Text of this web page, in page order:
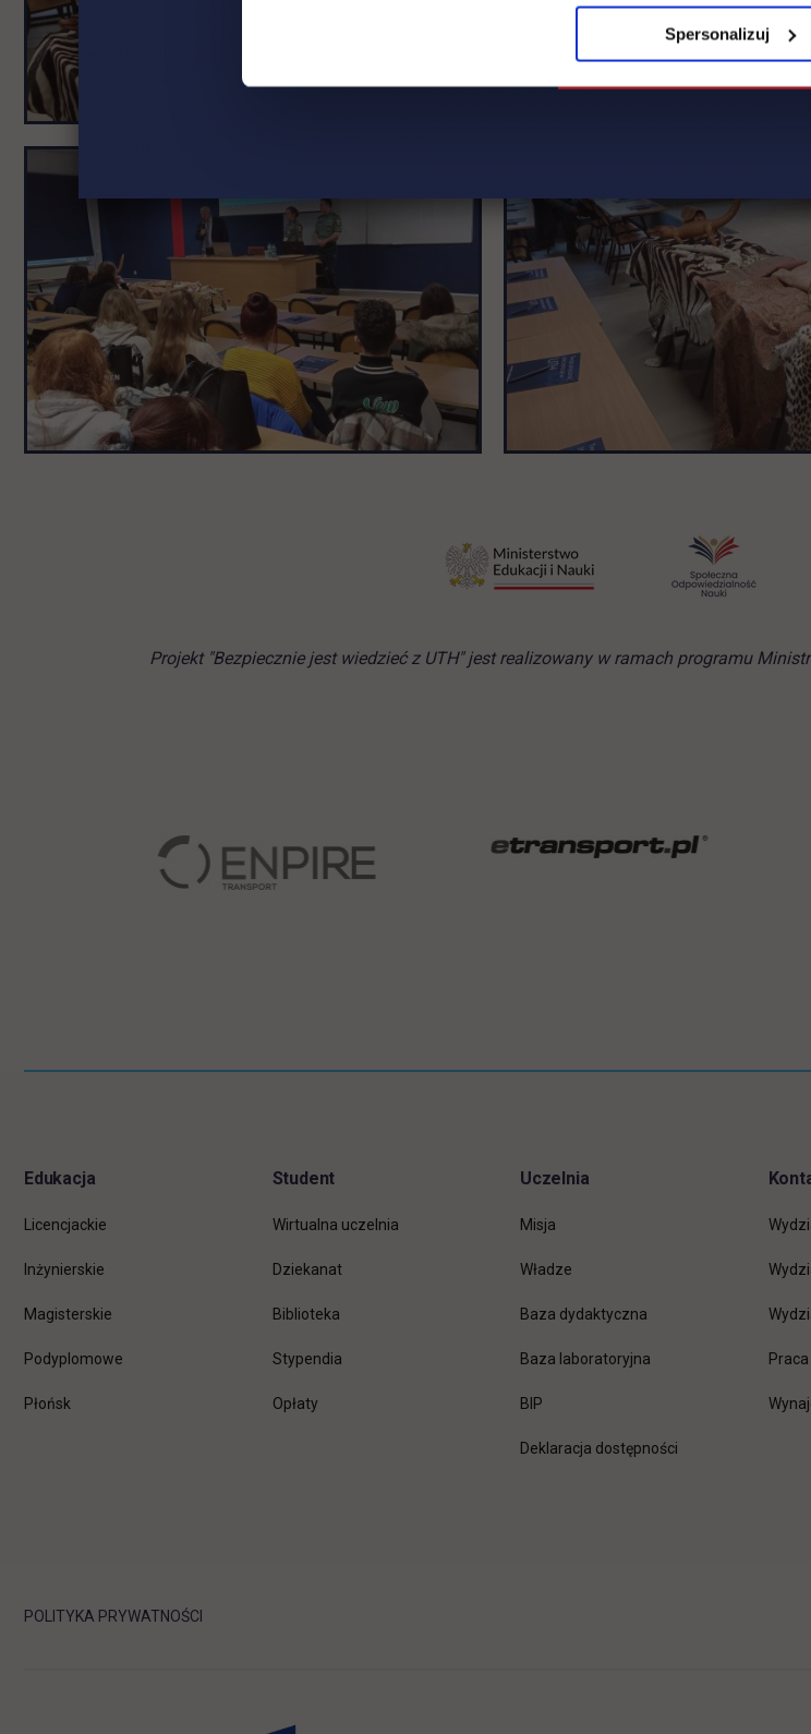
Spersonalizuj
Projekt "Bezpiecznie jest wiedzieć z UTH" jest realizowany w ramach programu
Edukacja
Licencjackie
Inżynierskie
Magisterskie
Podyplomowe
Płońsk
Student
Wirtualna uczelnia
Dziekanat
Biblioteka
Stypendia
Opłaty
Uczelnia
Misja
Władze
Baza dydaktyczna
Baza laboratoryjna
BIP
Deklaracja dostępności
Praca
POLITYKA PRYWATNOŚCI